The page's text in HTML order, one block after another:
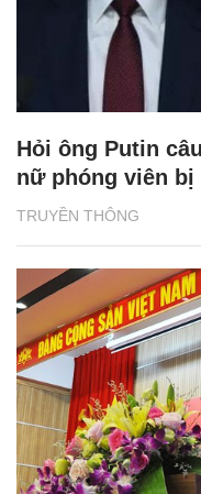
TRUYỀN THÔNG
Hỏi ông Putin
nữ phóng viên